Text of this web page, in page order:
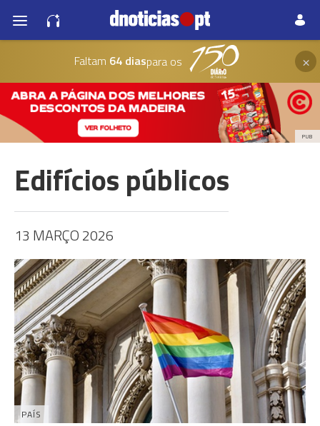
Faltam 64 diaspara os ×
PUB
Edifícios públicos
13 MARÇO 2026
PAÍS